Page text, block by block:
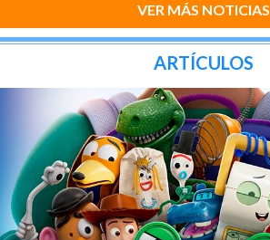
VER MÁS NOTICIAS
ARTÍCULOS